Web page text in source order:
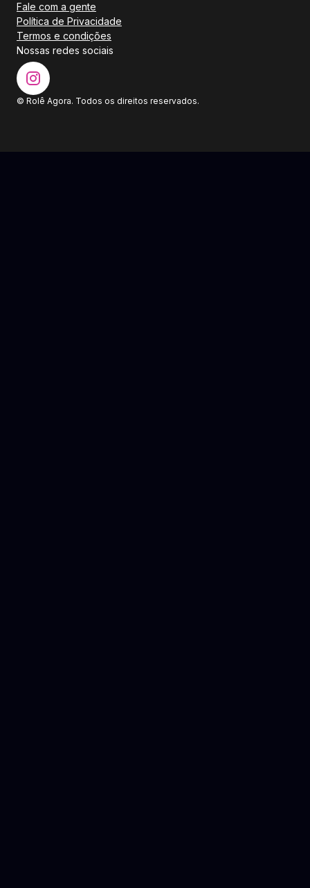
Fale com a gente
Política de Privacidade
Termos e condições
Nossas redes sociais
© Rolê Agora. Todos os direitos reservados.